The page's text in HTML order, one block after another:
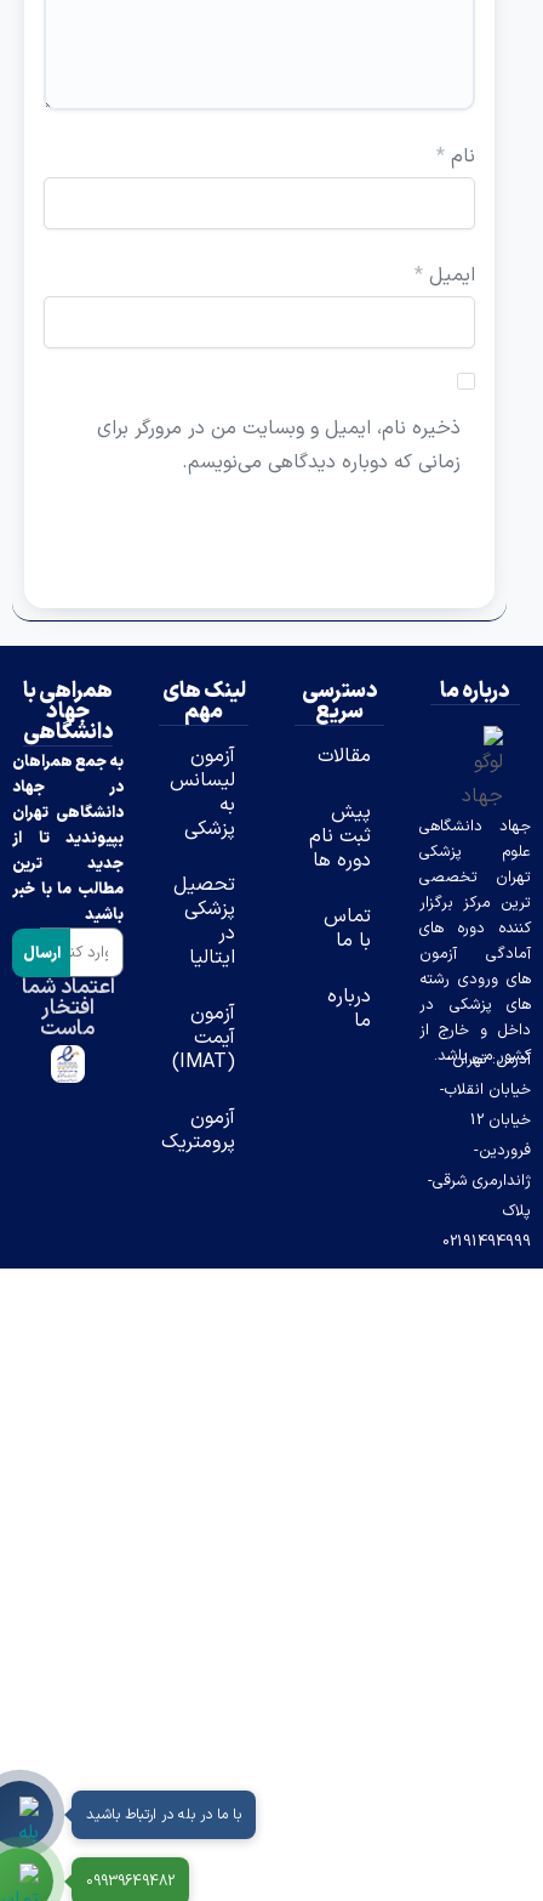
*
ایمیل*
ذخیره نام، ایمیل و وبسایت من در مرورگر برای
زمانی که دوباره دیدگاهی می‌نویسم.
درباره ما
دانشگاهی
پزشکی
تخصصی
مرکز برگزار
دوره های
آزمون
ورودی رشته
پزشکی در
و خارج از
می باشد.
تهران-
انقلاب-
خیابان 12
شرقی-
با ما در بله در ارتباط باشید
09939649482
دسترسی
سریع
مقالات
پیش
ثبت نام
دوره ها
تماس
با ما
درباره
لینک های
مهم
آزمون
لیسانس
پزشکی
تحصیل
پزشکی
ایتالیا
آزمون
آیمت
آزمون
پرومتریک
همراهی با
جهاد
دانشگاهی
به جمع همراهان
در جهاد
دانشگاهی تهران
بپیوندید تا از
جدید ترین
مطالب ما با خبر
باشید
ارسال
اعتماد شما
افتخار
ماست